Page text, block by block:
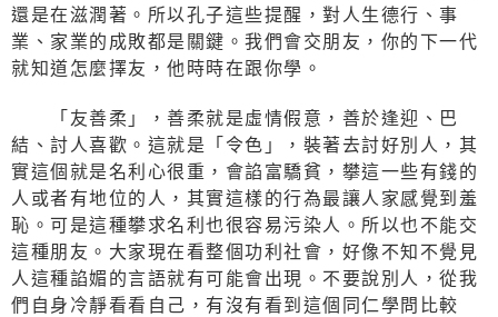
還是在滋潤著。所以孔子這些提醒，對人生德行、事
業、家業的成敗都是關鍵。我們會交朋友，你的下一代
就知道怎麼擇友，他時時在跟你學。
「友善柔」，善柔就是虛情假意，善於逢迎、巴
結、討人喜歡。這就是「令色」，裝著去討好別人，其
實這個就是名利心很重，會諂富驕貧，攀這一些有錢的
人或者有地位的人，其實這樣的行為最讓人家感覺到羞
恥。可是這種攀求名利也很容易污染人。所以也不能交
這種朋友。大家現在看整個功利社會，好像不知不覺見
人這種諂媚的言語就有可能會出現。不要說別人，從我
們自身冷靜看看自己，有沒有看到這個同仁學問比較